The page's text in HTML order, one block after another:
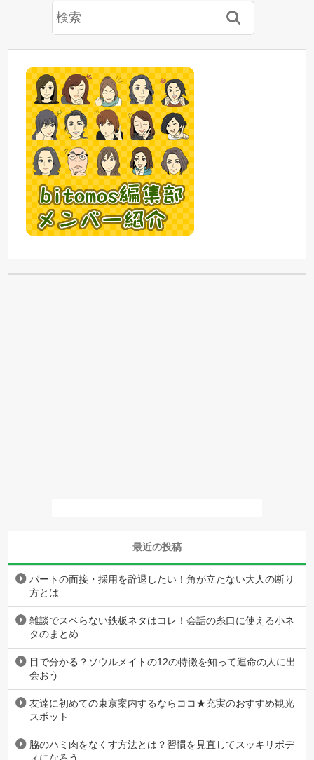
最近の投稿
パートの面接・採用を辞退したい！角が立たない大人の断り
方とは
雑談でスベらない鉄板ネタはコレ！会話の糸口に使える小ネ
タのまとめ
目で分かる？ソウルメイトの12の特徴を知って運命の人に出
会おう
友達に初めての東京案内するならココ★充実のおすすめ観光
スポット
脇のハミ肉をなくす方法とは？習慣を見直してスッキリボデ